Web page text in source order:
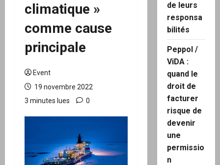
climatique »
comme cause
principale
Event
19 novembre 2022
3 minutes lues
0
de leurs
responsa
bilités
Peppol /
ViDA :
quand le
droit de
facturer
risque de
devenir
une
permissio
n